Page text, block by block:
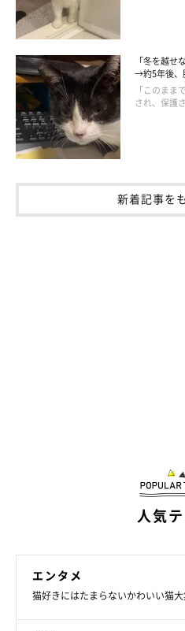
視線 、態度 😂。 _
ルド#munchkin#マンチカン
ル
短い時間で感情の動きがはげし
匹の仲良しな姿にほっこりしち
「冬を越
→約5年後
「このま
され、保護
新着記事を
人気
エンタメ
猫好きにはたまらないかわいい猫